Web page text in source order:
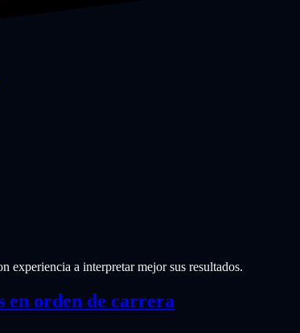
experiencia a interpretar mejor sus resultados.
en orden de carrera